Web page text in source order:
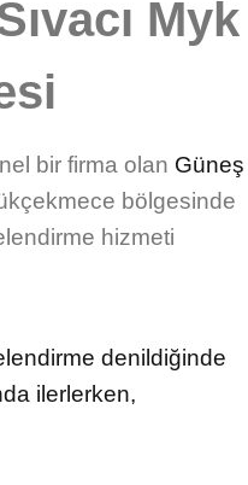
Myk
bir firma olan Güneş
bölgesinde
hizmeti
denildiğinde
ilerlerken,